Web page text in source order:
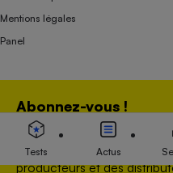
Abonnez-vous !
Bénéficiez d'une expertise
une association 100 %
producteurs et des
Mentions légales
Panel
Association indépendante de l’État,
distributeurs depuis 1951.
Tests Actus